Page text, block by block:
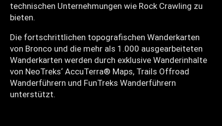
technischen Unternehmungen wie Rock Crawling zu
bieten.
Die fortschrittlichen topografischen Wanderkarten
von Bronco und die mehr als 1.000 ausgearbeiteten
Wanderkarten werden durch exklusive Wanderinhalte
von NeoTreks‘ AccuTerra® Maps, Trails Offroad
Wanderführern und FunTreks Wanderführern
unterstützt.